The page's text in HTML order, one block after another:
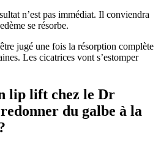
n’est pas immédiat. Il conviendra
se résorbe.
jugé une fois la résorption complète
Les cicatrices vont s’estomper
lip lift chez le Dr
du galbe à la